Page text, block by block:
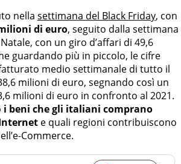
nella settimana del Black Friday, con
di euro, seguito dalla settimana
con un giro d’affari di 49,6
guardando più in piccolo, le cifre
medio settimanale di tutto il
milioni di euro, segnando così un
milioni di euro in confronto al 2021.
i beni che gli italiani comprano
e quali regioni contribuiscono
Commerce.